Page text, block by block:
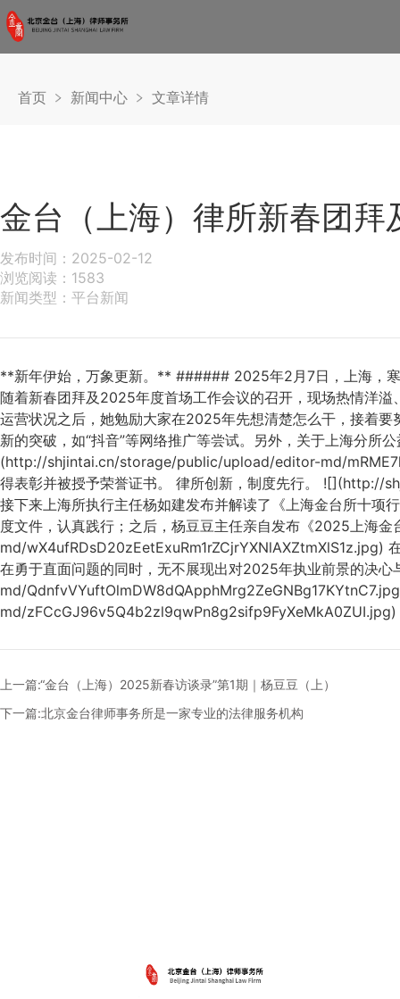
首页 新闻中心 文章详情
金台（上海）律所新春团
发布时间：2025-02-12
浏览阅读：1583
新闻类型：平台新闻
**新年伊始，万象更新。** ###### 2025年2月7日，上海，
随着新春团拜及2025年度首场工作会议的召开，现场热情洋
运营状况之后，她勉励大家在2025年先想清楚怎么干，接着
新的突破，如“抖音”等网络推广等尝试。另外，关于上海分所
(http://shjintai.cn/storage/public/upload/editor-md/
得表彰并被授予荣誉证书。 律所创新，制度先行。
接下来上海所执行主任杨如建发布并解读了《上海金台所十项
度文件，认真践行；之后，杨豆豆主任亲自发布《2025上
md/wX4ufRDsD20zEetExuRm1rZCjrYXNlAXZtmXlS1z.jpg)
在勇于直面问题的同时，无不展现出对2025年执业前景的
md/
md/zFCcGJ96v5Q4b2zl9qwPn8g2sifp9FyXeMkA0ZUI.jpg)
上一篇:“金台（上海）2025新春访谈录”第1期｜杨豆豆（上）
下一篇:北京金台律师事务所是一家专业的法律服务机构